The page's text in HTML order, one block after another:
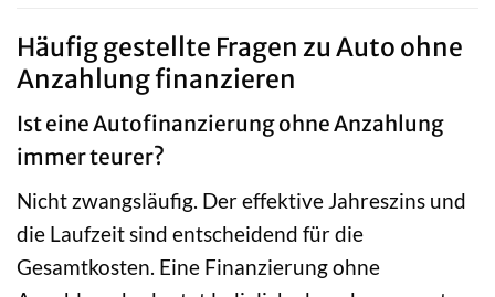
Häufig gestellte Fragen zu Auto ohne
Anzahlung finanzieren
Ist eine Autofinanzierung ohne Anzahlung
immer teurer?
Nicht zwangsläufig. Der effektive Jahreszins und
die Laufzeit sind entscheidend für die
Gesamtkosten. Eine Finanzierung ohne